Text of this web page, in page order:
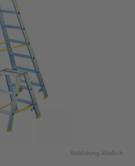
Abbildung ähnlich